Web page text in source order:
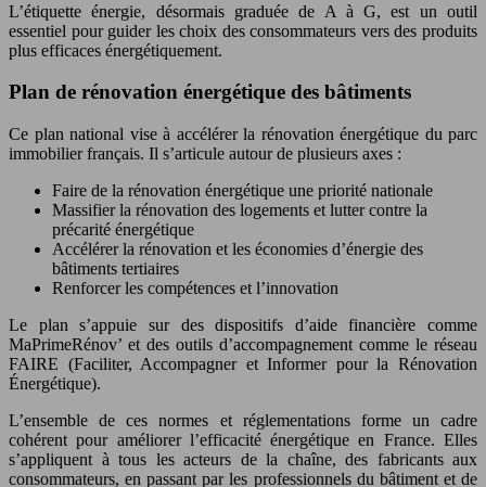
L’étiquette énergie, désormais graduée de A à G, est un outil
essentiel pour guider les choix des consommateurs vers des produits
plus efficaces énergétiquement.
Plan de rénovation énergétique des bâtiments
Ce plan national vise à accélérer la rénovation énergétique du parc
immobilier français. Il s’articule autour de plusieurs axes :
Faire de la rénovation énergétique une priorité nationale
Massifier la rénovation des logements et lutter contre la
précarité énergétique
Accélérer la rénovation et les économies d’énergie des
bâtiments tertiaires
Renforcer les compétences et l’innovation
Le plan s’appuie sur des dispositifs d’aide financière comme
MaPrimeRénov’ et des outils d’accompagnement comme le réseau
FAIRE (Faciliter, Accompagner et Informer pour la Rénovation
Énergétique).
L’ensemble de ces normes et réglementations forme un cadre
cohérent pour améliorer l’efficacité énergétique en France. Elles
s’appliquent à tous les acteurs de la chaîne, des fabricants aux
consommateurs, en passant par les professionnels du bâtiment et de